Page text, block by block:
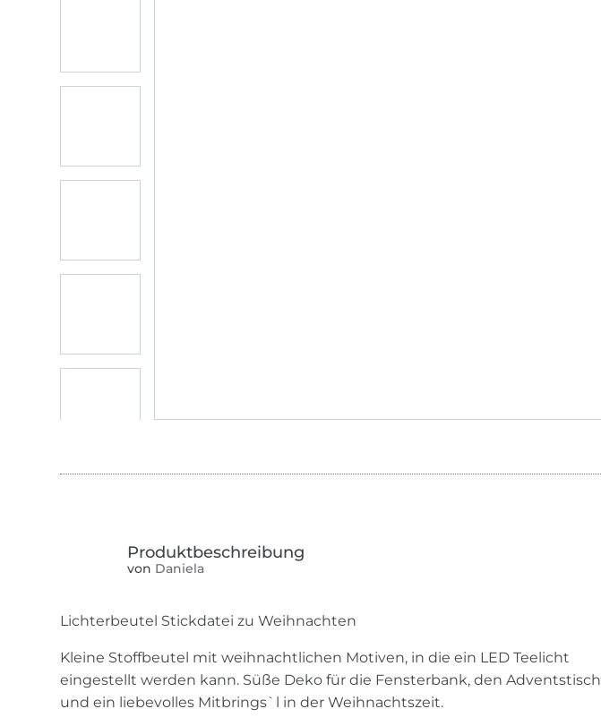
von Daniela
Lichterbeutel Stickdatei zu Weihnachten
Kleine Stoffbeutel mit weihnachtlichen Motiven, in die ein LED Teelicht
eingestellt werden kann. Süße Deko für die Fensterbank, den Adventstisch
und ein liebevolles Mitbrings`l in der Weihnachtszeit.